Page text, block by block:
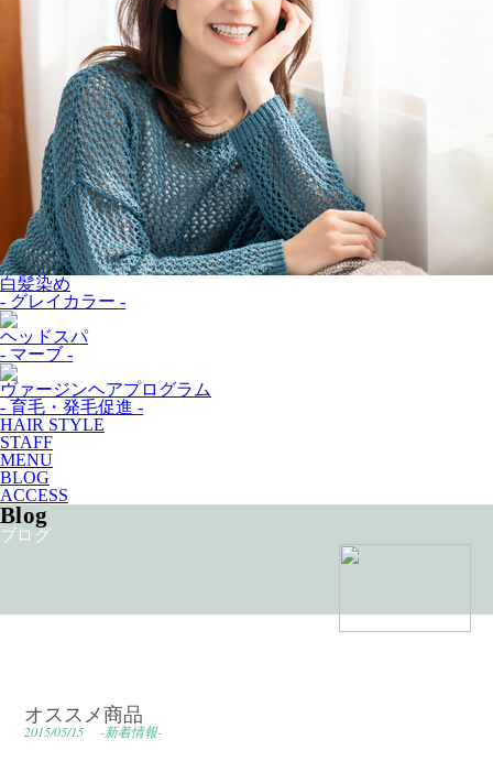
白髪染め
- グレイカラー -
ヘッドスパ
- マーブ -
ヴァージンヘアプログラム
- 育毛・発毛促進 -
HAIR STYLE
STAFF
MENU
BLOG
ACCESS
Blog
ブログ
オススメ商品
2015/05/15 -新着情報-